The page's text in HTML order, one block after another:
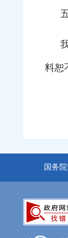
料恕
国务